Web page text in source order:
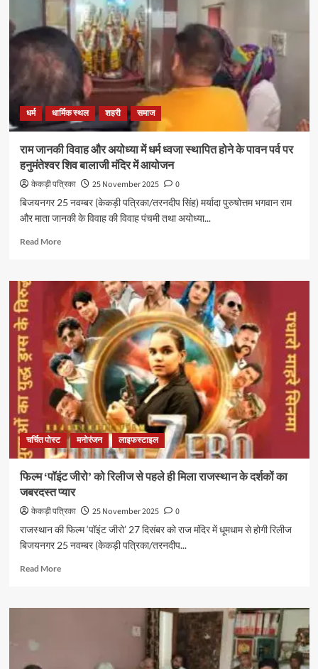
धर्म धार्मिक स्थल शहरी समाज
राम जानकी विवाह और अयोध्या में धर्म ध्वजा स्थापित होने के पावन पर्व पर
हनुमंतेश्वर शिव बालाजी मंदिर में आयोजन
केकड़ी पत्रिका 25 November 2025
0
बिजयनगर 25 नवम्बर (केकड़ी पत्रिका/तरनदीप सिंह) मर्यादा पुरुषोत्तम भगवान राम
और माता जानकी के विवाह की विवाह पंचमी तथा अयोध्या...
Read More
चर्चित पोस्ट मनोरंजन लाइफस्टाइल
फिल्म ‘पॉइंट जीरो’ को रिलीज से पहले ही मिला राजस्थान के दर्शकों का
जबरदस्त प्यार
केकड़ी पत्रिका 25 November 2025
0
राजस्थान की फिल्म ‘पॉइंट जीरो’ 27 दिसंबर को राज मंदिर में धूमधाम से होगी रिलीज
बिजयनगर 25 नवम्बर (केकड़ी पत्रिका/तरनदीप...
Read More